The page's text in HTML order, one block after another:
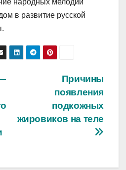
в развитие русской
Причины
появления
подкожных
жировиков на теле